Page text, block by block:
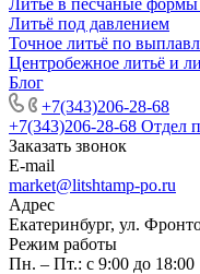
Литьё под давлением
Точное литьё по
Центробежное литьё и
Блог
+7(343)206-28-68
+7(343)206-28-68 Отдел
Заказать звонок
E-mail
market@litshtamp-po.ru
Адрес
Екатеринбург, ул.
Режим работы
Пн. – Пт.: с 9:00 до 18:00